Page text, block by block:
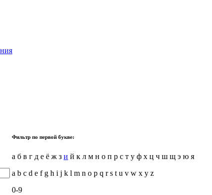
Фильтр по первой букве:
а б в г д е ё ж з и й к л м н о п р с т у ф х ц ч ш щ э ю я
a b c d e f g h i j k l m n o p q r s t u v w x y z
0-9